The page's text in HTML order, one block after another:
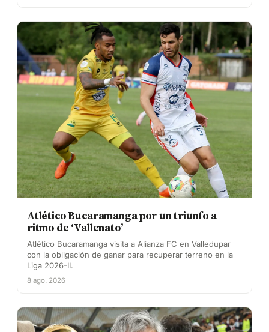
Atlético Bucaramanga por un triunfo a
ritmo de ‘Vallenato’
Atlético Bucaramanga visita a Alianza FC en Valledupar
con la obligación de ganar para recuperar terreno en la
Liga 2026-II.
8 ago. 2026